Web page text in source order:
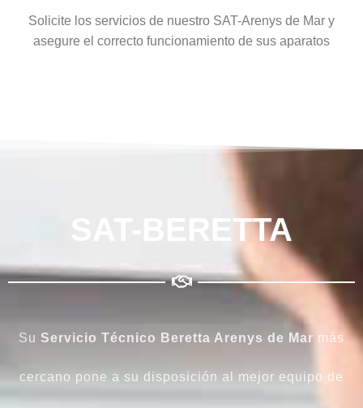
Solicite los servicios de nuestro SAT-Arenys de Mar y
asegure el correcto funcionamiento de sus aparatos
SAT-BERETTA
Su Servicio Técnico Beretta Arenys de Mar más
cercano pone a su disposición al mejor equipo de